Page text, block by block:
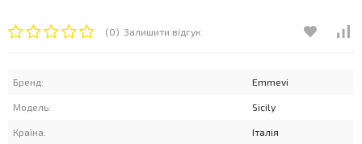
(0) Залишити відгук
Бренд: Emmevi
Модель: Sicily
Країна: Італія